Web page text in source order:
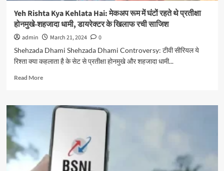
पटेल
जी
जयंती
Yeh Rishta Kya Kehlata Hai: मेकअप रूम में घंटों रहते थे प्रतीक्षा
होनमुखे-शहजादा धामी, डायरेक्टर के खिलाफ रची साजिश
admin March 21, 2024
0
Shehzada Dhami Shehzada Dhami Controversy: टीवी सीरियल ये
रिश्ता क्या कहलाता है के सेट से प्रतीक्षा होनमुखे और शहजादा धामी...
Read MoreRead
Yeh
Rishta
Kya
Kehlata
Hai:
मेकअप
रूम